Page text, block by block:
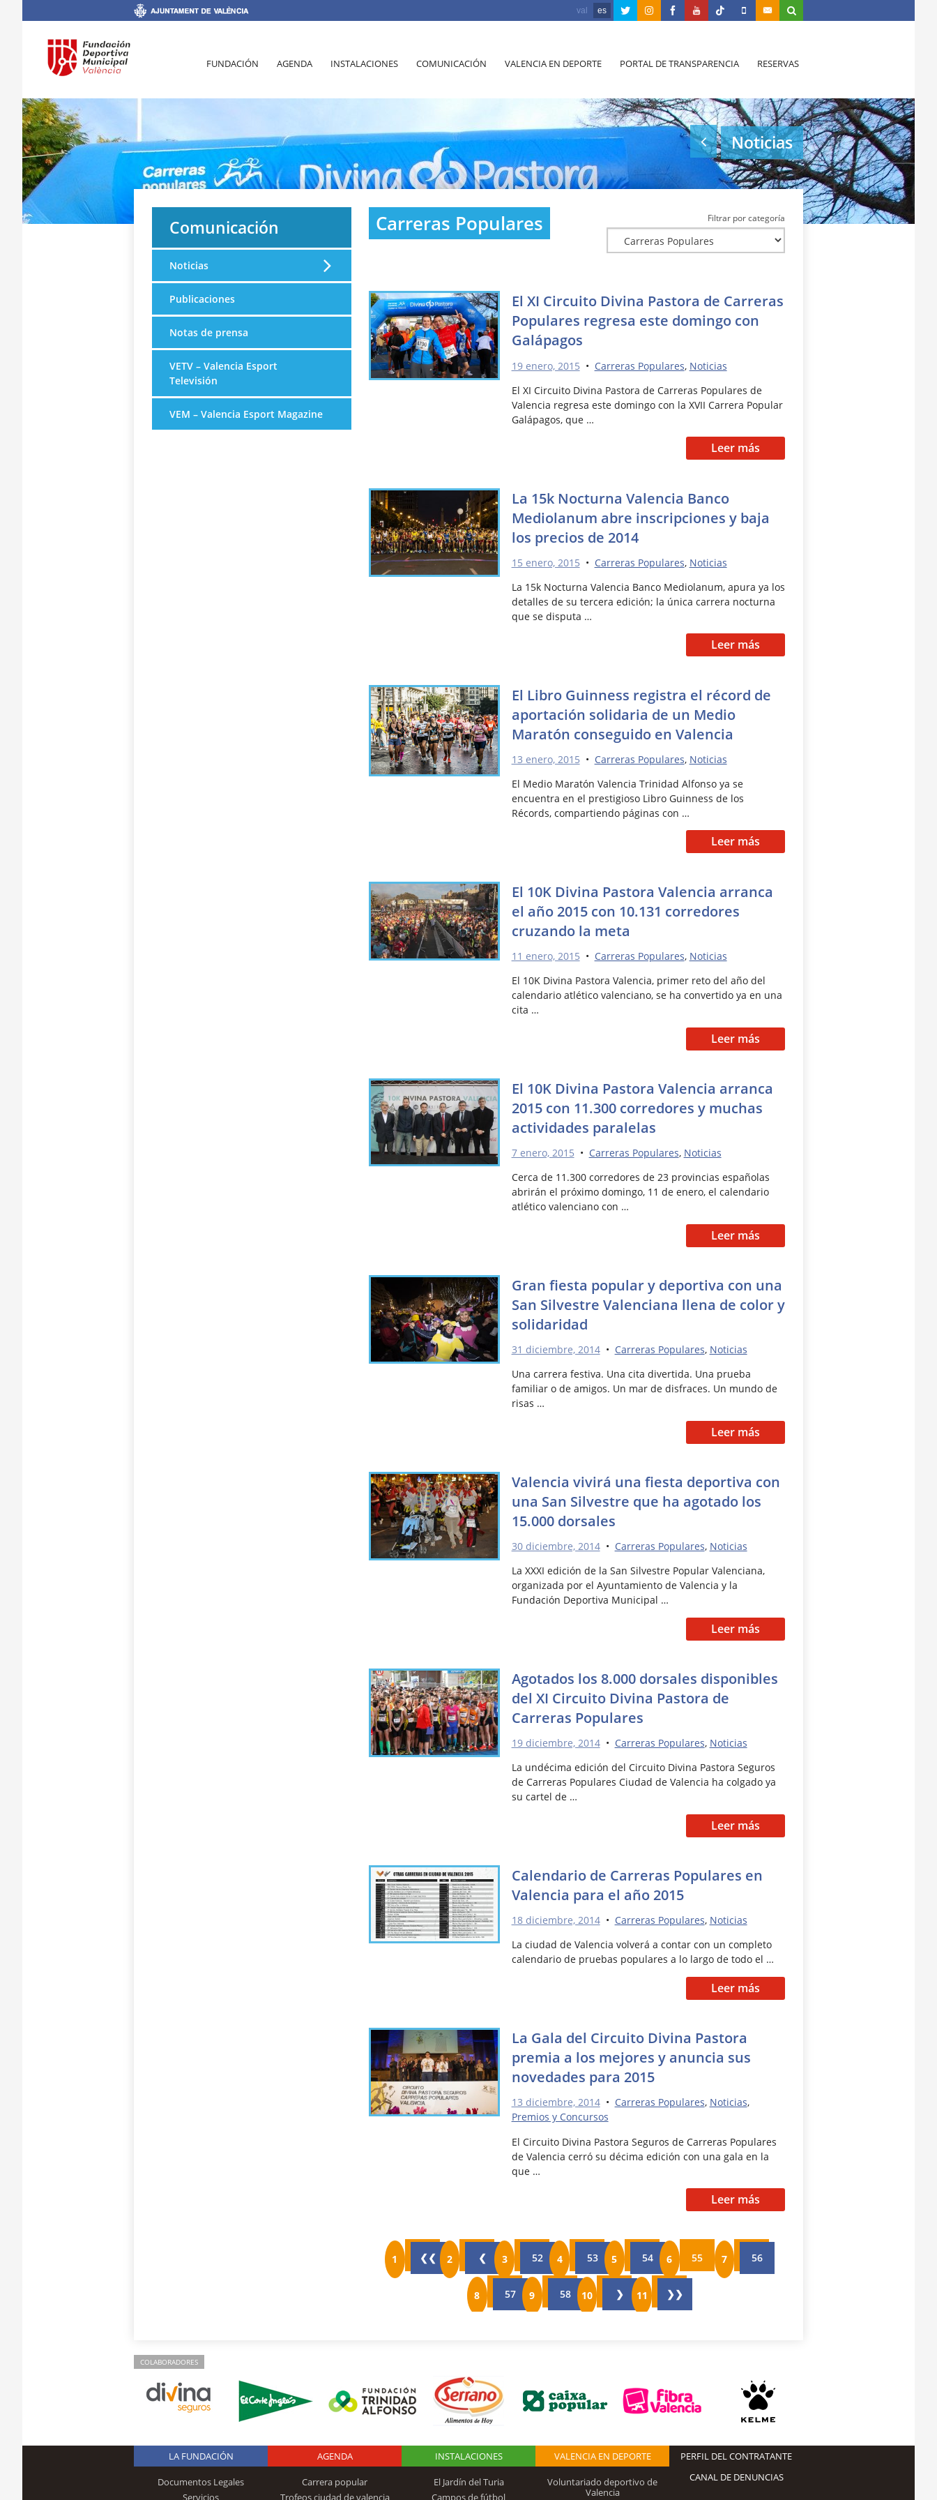
val es
FUNDACIÓN AGENDA INSTALACIONES COMUNICACIÓN VALENCIA EN DEPORTE PORTAL DE TRANSPARENCIA RESERVAS
Noticias
Carreras Populares Filtrar por categoría
El XI Circuito Divina Pastora de Carreras
Populares regresa este domingo con
Galápagos
19 enero, 2015 • Carreras Populares, Noticias
El XI Circuito Divina Pastora de Carreras Populares de
Valencia regresa este domingo con la XVII Carrera Popular
Galápagos, que …
Leer más
La 15k Nocturna Valencia Banco
Mediolanum abre inscripciones y baja
los precios de 2014
15 enero, 2015 • Carreras Populares, Noticias
La 15k Nocturna Valencia Banco Mediolanum, apura ya los
detalles de su tercera edición; la única carrera nocturna
que se disputa …
Leer más
El Libro Guinness registra el récord de
aportación solidaria de un Medio
Maratón conseguido en Valencia
13 enero, 2015 • Carreras Populares, Noticias
El Medio Maratón Valencia Trinidad Alfonso ya se
encuentra en el prestigioso Libro Guinness de los
Récords, compartiendo páginas con …
Leer más
El 10K Divina Pastora Valencia arranca
el año 2015 con 10.131 corredores
cruzando la meta
11 enero, 2015 • Carreras Populares, Noticias
El 10K Divina Pastora Valencia, primer reto del año del
calendario atlético valenciano, se ha convertido ya en una
cita …
Leer más
El 10K Divina Pastora Valencia arranca
2015 con 11.300 corredores y muchas
actividades paralelas
7 enero, 2015 • Carreras Populares, Noticias
Cerca de 11.300 corredores de 23 provincias españolas
abrirán el próximo domingo, 11 de enero, el calendario
atlético valenciano con …
Leer más
Gran fiesta popular y deportiva con una
San Silvestre Valenciana llena de color y
solidaridad
31 diciembre, 2014• Carreras Populares, Noticias
Una carrera festiva. Una cita divertida. Una prueba
familiar o de amigos. Un mar de disfraces. Un mundo de
risas …
Leer más
Valencia vivirá una fiesta deportiva con
una San Silvestre que ha agotado los
15.000 dorsales
30 diciembre, 2014• Carreras Populares, Noticias
La XXXI edición de la San Silvestre Popular Valenciana,
organizada por el Ayuntamiento de Valencia y la
Fundación Deportiva Municipal …
Leer más
Agotados los 8.000 dorsales disponibles
del XI Circuito Divina Pastora de
Carreras Populares
19 diciembre, 2014• Carreras Populares, Noticias
La undécima edición del Circuito Divina Pastora Seguros
de Carreras Populares Ciudad de Valencia ha colgado ya
su cartel de …
Leer más
Calendario de Carreras Populares en
Valencia para el año 2015
18 diciembre, 2014• Carreras Populares, Noticias
La ciudad de Valencia volverá a contar con un completo
calendario de pruebas populares a lo largo de todo el …
Leer más
La Gala del Circuito Divina Pastora
premia a los mejores y anuncia sus
novedades para 2015
13 diciembre, 2014• Carreras Populares, Noticias,
Premios y Concursos
El Circuito Divina Pastora Seguros de Carreras Populares
de Valencia cerró su décima edición con una gala en la
que …
Leer más
❮❮ ❮ 52 53 54 55 56
57 58 ❯ ❯❯
Comunicación
Noticias
Publicaciones
Notas de prensa
VETV – Valencia Esport
Televisión
VEM – Valencia Esport Magazine
COLABORADORES
Logo Fundación
LA FUNDACIÓN
Documentos Legales
Servicios
AGENDA
Carrera popular
Trofeos ciudad de valencia
INSTALACIONES
El Jardín del Turia
Campos de fútbol
VALENCIA EN DEPORTE
Voluntariado deportivo de
Valencia
PERFIL DEL CONTRATANTE
CANAL DE DENUNCIAS